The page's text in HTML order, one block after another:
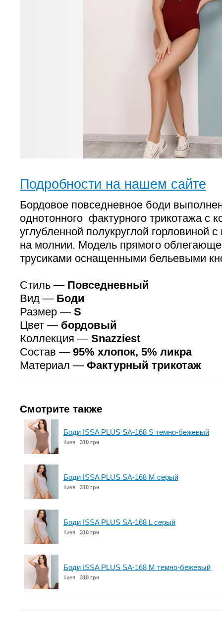
Подробности на нашем сайте
Бордовое повседневное боди
однотонного фактурного трикотажа с
углубленной полукруглой горловиной
на молнии. Модель прямого
трусиками оснащенными бельевыми
Стиль — Повседневный
Вид — Боди
Размер — S
Цвет — бордовый
Коллекция — Snazziest
Состав — 95% хлопок, 5% ликра
Материал — Фактурный трикотаж
Смотрите также
Боди ISSA PLUS SA-168 S темно-бежевый
Киев 310 грн
Боди ISSA PLUS SA-168 M серый
Киев 310 грн
Боди ISSA PLUS SA-168 L серый
Киев 310 грн
Боди ISSA PLUS SA-168 M темно-бежевый
Киев 310 грн